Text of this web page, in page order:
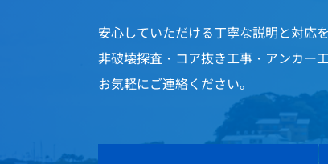
安心していただける丁寧な説明と対応
非破壊探査・コア抜き工事・アンカー
お気軽にご連絡ください。